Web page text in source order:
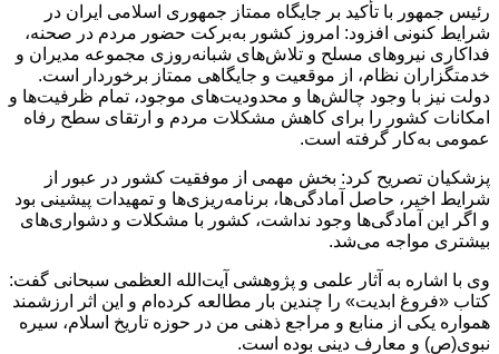
رئیس‌ جمهور با تأکید بر جایگاه ممتاز جمهوری اسلامی ایران در
شرایط کنونی افزود: امروز کشور به‌برکت حضور مردم در صحنه،
فداکاری نیروهای مسلح و تلاش‌های شبانه‌روزی مجموعه مدیران و
خدمتگزاران نظام، از موقعیت و جایگاهی ممتاز برخوردار است.
دولت نیز با وجود چالش‌ها و محدودیت‌های موجود، تمام ظرفیت‌ها و
امکانات کشور را برای کاهش مشکلات مردم و ارتقای سطح رفاه
عمومی به‌کار گرفته است.
پزشکیان تصریح کرد: بخش مهمی از موفقیت کشور در عبور از
شرایط اخیر، حاصل آمادگی‌ها، برنامه‌ریزی‌ها و تمهیدات پیشینی بود
و اگر این آمادگی‌ها وجود نداشت، کشور با مشکلات و دشواری‌های
بیشتری مواجه می‌شد.
وی با اشاره به آثار علمی و پژوهشی آیت‌الله العظمی سبحانی گفت:
کتاب «فروغ ابدیت» را چندین بار مطالعه کرده‌ام و این اثر ارزشمند
همواره یکی از منابع و مراجع ذهنی من در حوزه تاریخ اسلام، سیره
نبوی(ص) و معارف دینی بوده است.